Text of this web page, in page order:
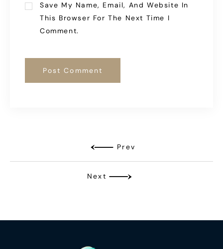
Save My Name, Email, And Website In
This Browser For The Next Time I
Comment.
Prev
Next